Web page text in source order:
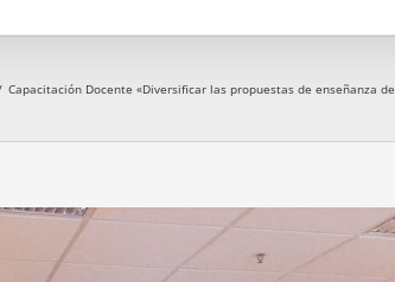
Capacitación Docente «Diversificar las propuestas de enseñanza